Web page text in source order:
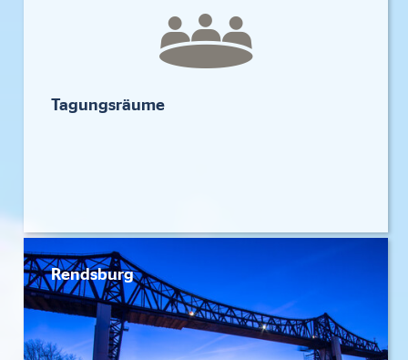
Tagungsräume
Rendsburg